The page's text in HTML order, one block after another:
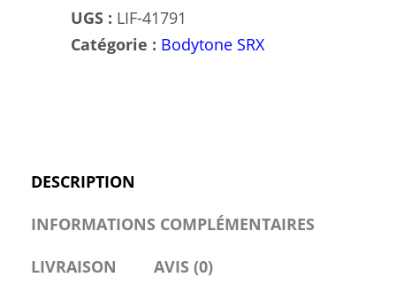
pour
des
UGS : LIF-41791
Catégorie : Bodytone SRX
DESCRIPTION
INFORMATIONS COMPLÉMENTAIRES
LIVRAISON
AVIS (0)